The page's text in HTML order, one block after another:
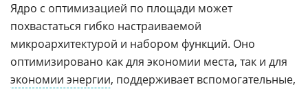
Ядро с оптимизацией по площади может
похвастаться гибко настраиваемой
микроархитектурой и набором функций. Оно
оптимизировано как для экономии места, так и для
экономии энергии, поддерживает вспомогательные,